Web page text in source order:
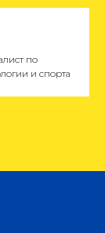
по
и спорта